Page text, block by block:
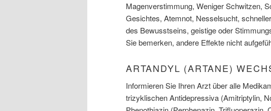
Magenverstimmung, Weniger Schwitzen,
Gesichtes, Atemnot, Nesselsucht,
des Bewusstseins, geistige oder
Sie bemerken, andere Effekte nicht
ARTANDYL (ARTANE)
Informieren Sie Ihren Arzt über alle
trizyklischen Antidepressiva (Amitriptylin,